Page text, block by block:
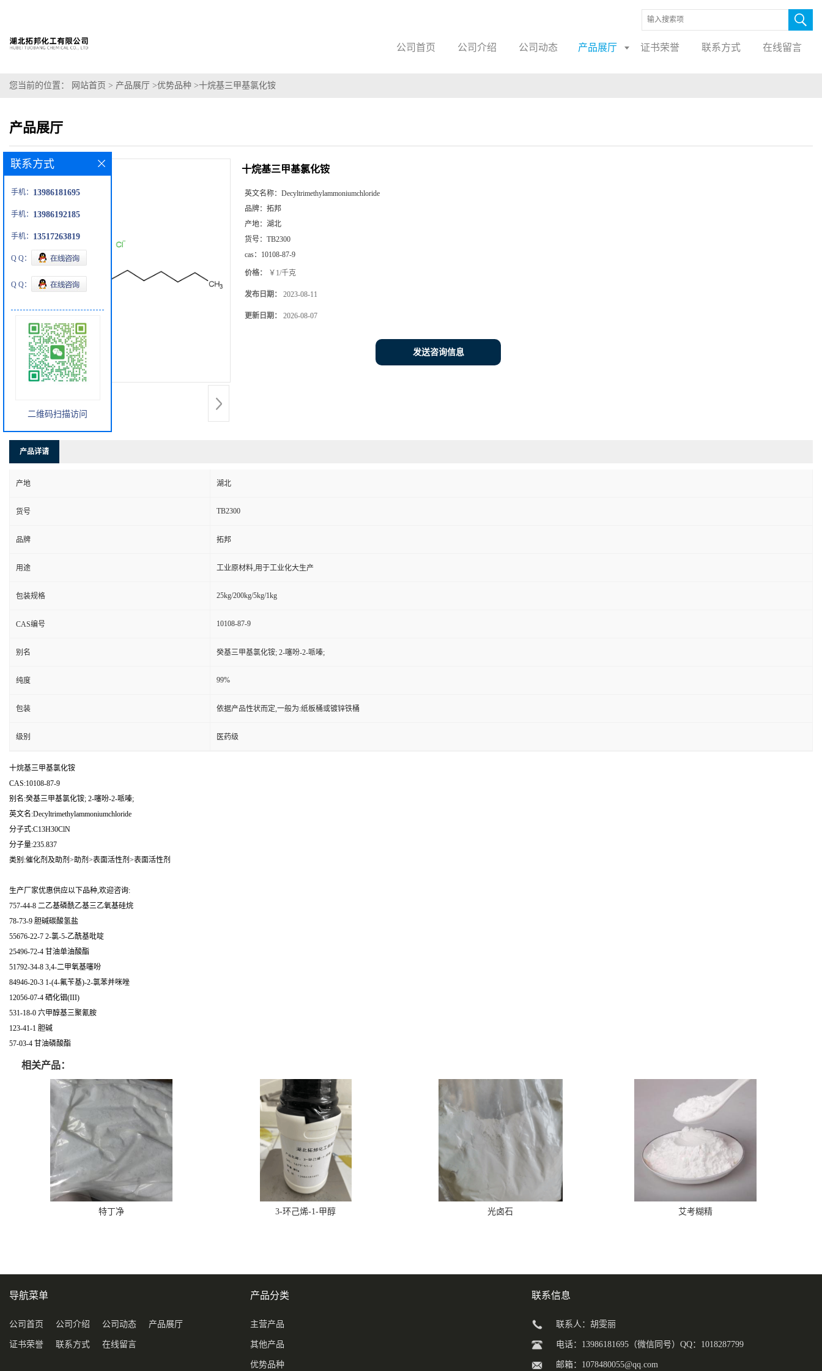
公司首页 公司介绍 公司动态 产品展厅 证书荣誉 联系方式 在线留言
您当前的位置： 网站首页 > 产品展厅 >优势品种 >十烷基三甲基氯化铵
产品展厅
十烷基三甲基氯化铵
英文名称： Decyltrimethylammoniumchloride
品牌： 拓邦
产地： 湖北
货号： TB2300
cas： 10108-87-9
价格： ￥1/千克
发布日期： 2023-08-11
更新日期： 2026-08-07
发送咨询信息
产品详请
产地 湖北
货号 TB2300
品牌 拓邦
用途 工业原材料,用于工业化大生产
包装规格 25kg/200kg/5kg/1kg
CAS编号 10108-87-9
别名 癸基三甲基氯化铵; 2-噻吩-2-哌嗪;
纯度 99%
包装 依据产品性状而定,一般为:纸板桶或镀锌铁桶
级别 医药级
十烷基三甲基氯化铵
CAS:10108-87-9
别名:癸基三甲基氯化铵; 2-噻吩-2-哌嗪;
英文名:Decyltrimethylammoniumchloride
分子式:C13H30ClN
分子量:235.837
类别:催化剂及助剂>助剂>表面活性剂>表面活性剂
生产厂家优惠供应以下品种,欢迎咨询:
757-44-8 二乙基磷酰乙基三乙氧基硅烷
78-73-9 胆碱碳酸氢盐
55676-22-7 2-氯-5-乙酰基吡啶
25496-72-4 甘油单油酸酯
51792-34-8 3,4-二甲氧基噻吩
84946-20-3 1-(4-氟苄基)-2-氯苯并咪唑
12056-07-4 硒化铟(III)
531-18-0 六甲醇基三聚氰胺
123-41-1 胆碱
57-03-4 甘油磷酸酯
相关产品：
特丁净 3-环己烯-1-甲醇 光卤石 艾考糊精
联系方式
手机： 13986181695
手机： 13986192185
手机： 13517263819
Q Q：
Q Q：
二维码扫描访问
导航菜单
公司首页 公司介绍 公司动态 产品展厅
证书荣誉 联系方式 在线留言
产品分类
主营产品
其他产品
优势品种
联系信息
联系人：胡雯丽
电话：13986181695（微信同号）QQ：1018287799
邮箱： 1078480055@qq.com